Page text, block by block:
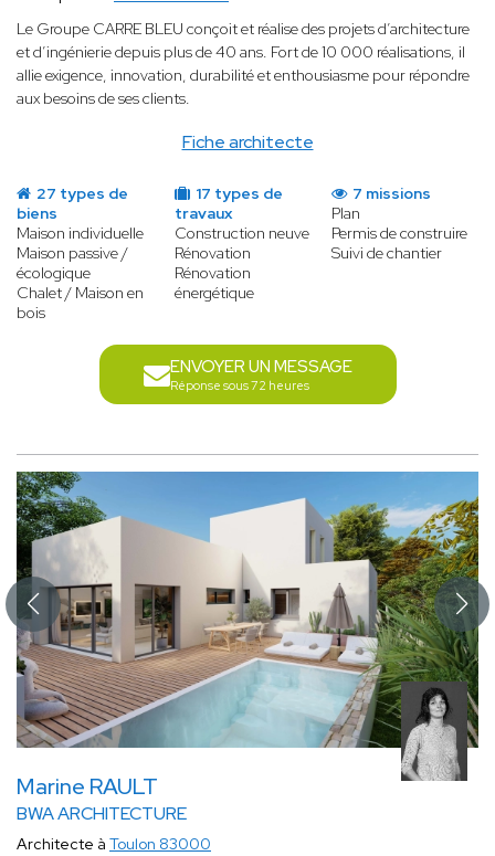
Fiche architecte
Le Groupe CARRE BLEU conçoit et réalise des projets d’architecture
et d’ingénierie depuis plus de 40 ans. Fort de 10 000 réalisations, il
allie exigence, innovation, durabilité et enthousiasme pour répondre
aux besoins de ses clients.
27 types de
biens
Maison individuelle
Maison passive /
écologique
Chalet / Maison en
bois
17 types de
travaux
Construction neuve
Rénovation
Rénovation
énergétique
7 missions
Plan
Permis de construire
Suivi de chantier
ENVOYER UN MESSAGE
Réponse sous 72 heures
Marine RAULT
BWA ARCHITECTURE
Architecte à Toulon 83000